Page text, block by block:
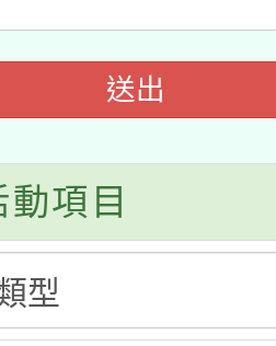
師範大學辦理
促進學校輔導
習」實施計畫
教育研究院中
教育政策研討
際趨勢與發展
部國民及學前
長研習實施計
作坊新北場」
北學習中心
習班」招生簡
國立成功大學
融平台-教案
簡章
民及學前教育
19疫苗接
口腔健康促進
送出
項目